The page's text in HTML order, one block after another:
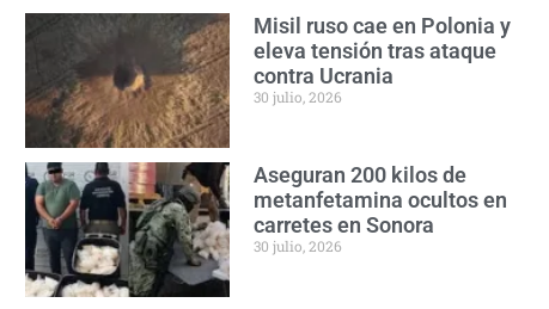
Misil ruso cae en Polonia y
eleva tensión tras ataque
contra Ucrania
30 julio, 2026
Aseguran 200 kilos de
metanfetamina ocultos en
carretes en Sonora
30 julio, 2026